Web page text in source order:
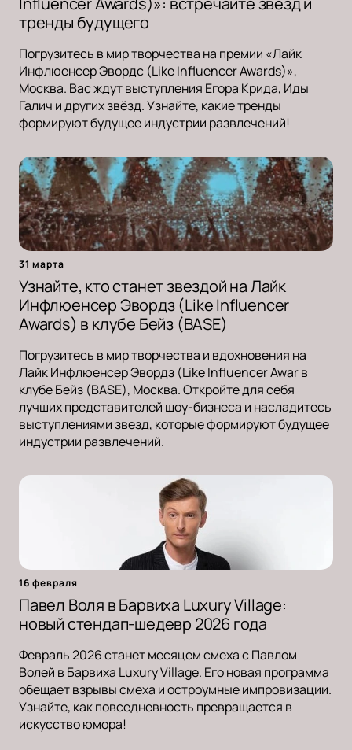
тренды будущего
Погрузитесь в мир творчества на премии «Лайк
Инфлюенсер Эвордс (Like Influencer Awards)»,
Москва. Вас ждут выступления Егора Крида, Иды
Галич и других звёзд. Узнайте, какие тренды
формируют будущее индустрии развлечений!
31 марта
Узнайте, кто станет звездой на Лайк
Инфлюенсер Эвордз (Like Influencer
Awards) в клубе Бейз (BASE)
Погрузитесь в мир творчества и вдохновения на
Лайк Инфлюенсер Эвордз (Like Influencer Awar в
клубе Бейз (BASE), Москва. Откройте для себя
лучших представителей шоу-бизнеса и насладитесь
выступлениями звезд, которые формируют будущее
индустрии развлечений.
16 февраля
Павел Воля в Барвиха Luxury Village:
новый стендап-шедевр 2026 года
Февраль 2026 станет месяцем смеха с Павлом
Волей в Барвиха Luxury Village. Его новая программа
обещает взрывы смеха и остроумные импровизации.
Узнайте, как повседневность превращается в
искусство юмора!